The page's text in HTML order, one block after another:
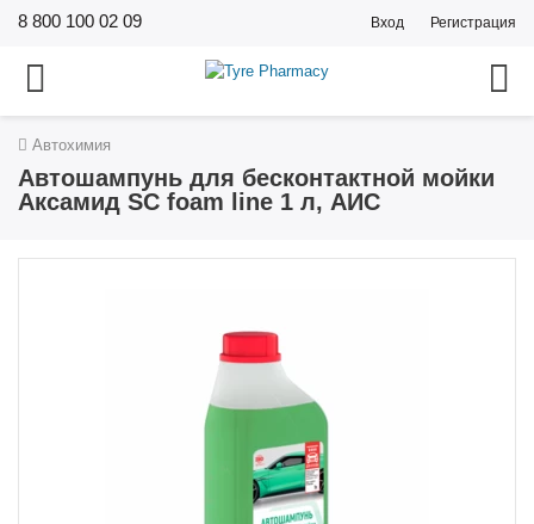
8 800 100 02 09 Вход Регистрация
Автохимия
Автошампунь для бесконтактной мойки
Аксамид SC foam line 1 л, АИС